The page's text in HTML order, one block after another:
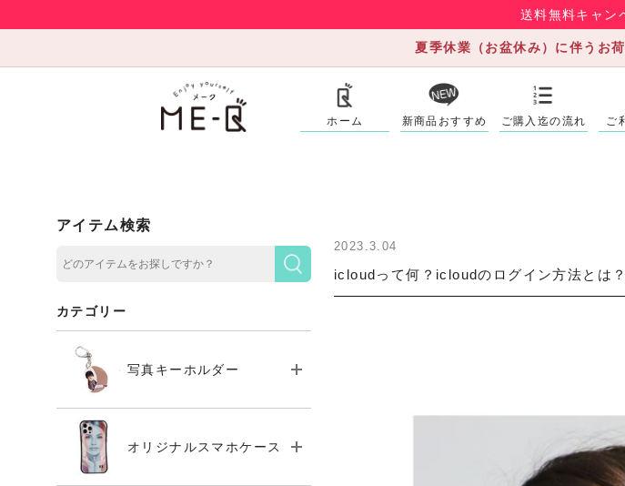
送料無料キャン
夏季休業（お盆休み）に伴うお
ホーム 新商品おすすめ ご購入迄の流れ ご
2023.3.04
icloudって何？icloudのログイン方法とは？
アイテム検索
カテゴリー
写真キーホルダー
オリジナルスマホケース